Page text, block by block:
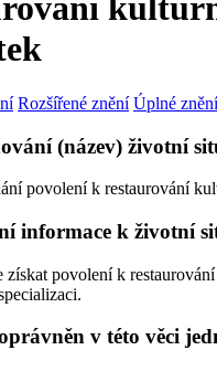
Rozšířené znění Úplné znění
(název) životní
povolení k restaurování
informace k životní
získat povolení k
v této věci